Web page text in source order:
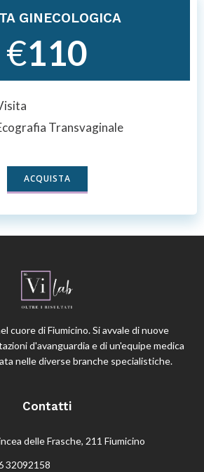
GINECOLOGICA
€110
Transvaginale
ACQUISTA
cuore di Fiumicino. Si avvale di nuove
d'avanguardia e di un'equipe medica
nelle diverse branche specialistiche.
Contatti
delle Frasche, 211 Fiumicino
32092158